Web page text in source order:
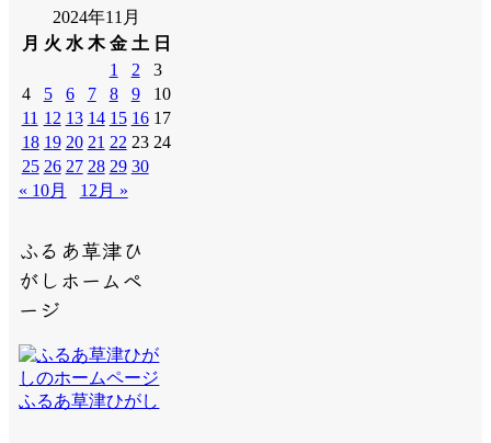
2024年11月
月 火 水 木 金 土 日
1
2
3
4
5 6 7 8 9
10
11 12 13 14 15 16 17
18 19 20 21 22 23 24
25 26 27 28 29 30
« 10月
12月 »
ふるあ草津ひ
がしホームペ
ージ
ふるあ草津ひがし